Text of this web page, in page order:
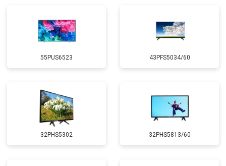
55PUS6523 43PFS5034/60
32PHS5302 32PHS5813/60